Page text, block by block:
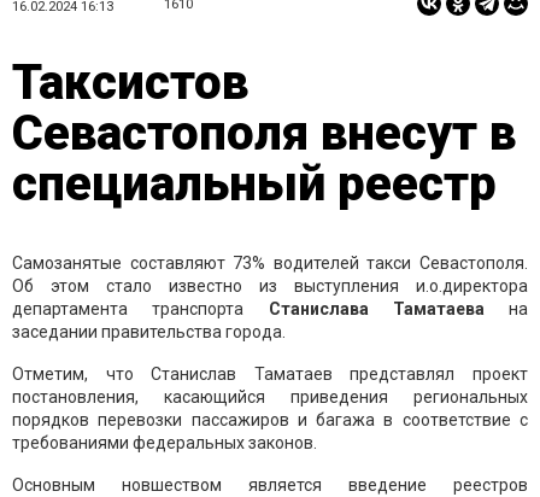
16.02.2024 16:13 1610
Таксистов
Севастополя внесут в
специальный реестр
Самозанятые составляют 73% водителей такси Севастополя.
Об этом стало известно из выступления и.о.директора
департамента транспорта Станислава Таматаева на
заседании правительства города.
Отметим, что Станислав Таматаев представлял проект
постановления, касающийся приведения региональных
порядков перевозки пассажиров и багажа в соответствие с
требованиями федеральных законов.
Основным новшеством является введение реестров